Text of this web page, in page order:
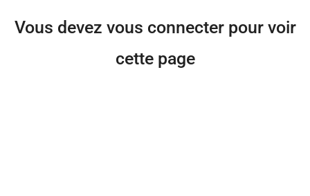
Vous devez vous connecter pour voir
cette page